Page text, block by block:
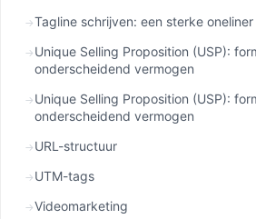
Tagline schrijven: een sterke
Unique Selling Proposition (USP):
onderscheidend vermogen
Unique Selling Proposition (USP):
onderscheidend vermogen
URL-structuur
UTM-tags
Videomarketing